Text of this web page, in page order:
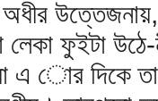
অধীর
লেকা ফুইটা উঠে-
এ োর দিকে